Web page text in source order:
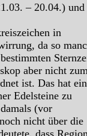
– 20.04.) und
in
da so
aber nicht
ist. Das hat
Edelsteine zu
(vor
nicht über die
dass